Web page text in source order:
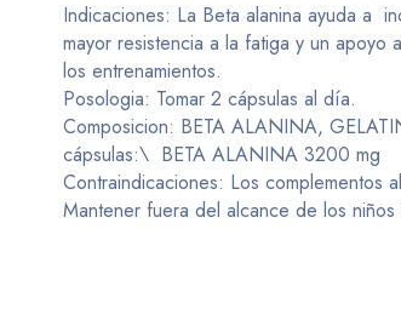
Indicaciones: La Beta alanina ayuda a
mayor resistencia a la fatiga y un
los entrenamientos.
Posologia: Tomar 2 cápsulas al día.
Composicion: BETA ALANINA,
cápsulas:\ BETA ALANINA 3200 mg
Contraindicaciones: Los
Mantener fuera del alcance de los niños